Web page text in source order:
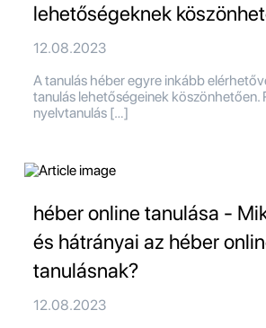
lehetőségeknek
12.08.2023
A tanulás héber egyre inkább
tanulás lehetőségeinek köszönhetően.
nyelvtanulás […]
héber online tanulása -
és hátrányai az héber
tanulásnak?
12.08.2023